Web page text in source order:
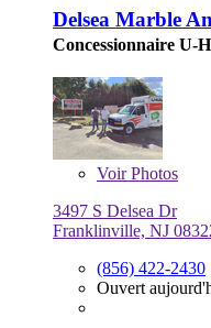
Delsea Marble
Concessionnaire U-
VoirPhotos
3497 S Delsea Dr
Franklinville, NJ
(856) 422-2430
Ouvert